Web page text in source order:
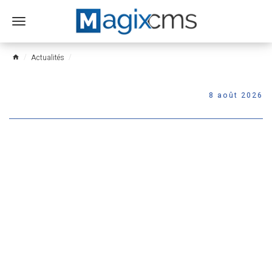
Ouvrir
menu
home Actualités
8 août 2026